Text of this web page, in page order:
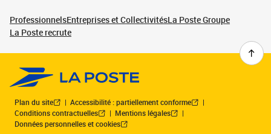
ProfessionnelsEntreprises et CollectivitésLa Poste Groupe
La Poste recrute
Plan du site
Accessibilité : partiellement conforme
Conditions contractuelles
Mentions légales
Données personnelles et cookies